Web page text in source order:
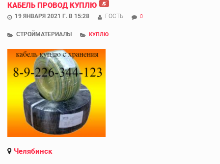
КАБЕЛЬ ПРОВОД КУПЛЮ
19 ЯНВАРЯ 2021 Г. В 15:28 ГОСТЬ 0
СТРОЙМАТЕРИАЛЫ КУПЛЮ
Челябинск